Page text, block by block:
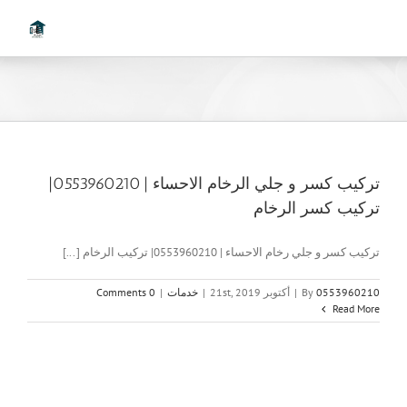
تركيب كسر و جلي الرخام الاحساء | 0553960210|
تركيب كسر الرخام
تركيب كسر و جلي رخام الاحساء | 0553960210| تركيب الرخام [...]
By 0553960210
| أكتوبر 21st, 2019 | خدمات |
0 Comments
Read More